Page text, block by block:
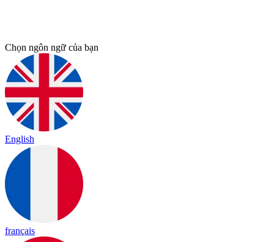
Chọn ngôn ngữ của bạn
English
français